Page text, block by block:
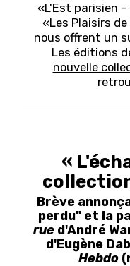
«L'Est parisien
«Les Plaisirs
nous offrent un
Les éditions
nouvelle
«
Brève
perdu" et la
rued'André
d'Eugène
Hebdo